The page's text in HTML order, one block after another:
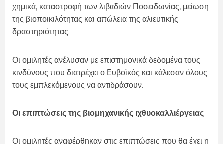
χημικά, καταστροφή των λιβαδιών Ποσειδωνίας, μείωση
της βιοποικιλότητας και απώλεια της αλιευτικής
δραστηριότητας.
Οι ομιλητές ανέλυσαν με επιστημονικά δεδομένα τους
κινδύνους που διατρέχει ο Ευβοϊκός και κάλεσαν όλους
τους εμπλεκόμενους να αντιδράσουν.
Οι επιπτώσεις της βιομηχανικής ιχθυοκαλλιέργειας
Οι ομιλητές αναφέρθηκαν στις επιπτώσεις που θα έχει η